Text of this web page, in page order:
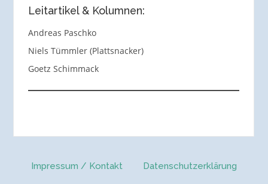
Leitartikel & Kolumnen:
Andreas Paschko
Niels Tümmler (Plattsnacker)
Goetz Schimmack
Impressum / Kontakt Datenschutzerklärung